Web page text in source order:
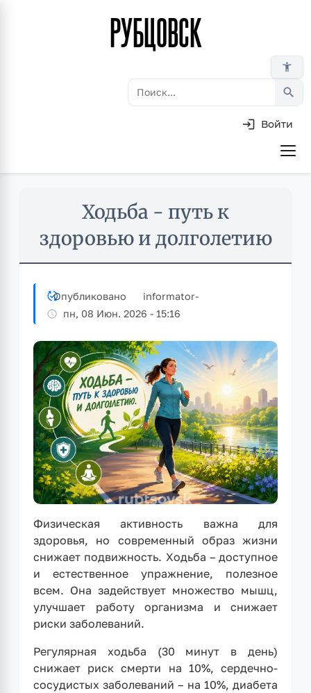
content
РУБЦОВСК
accessibility_new
search
Войти
Ходьба - путь к
здоровью и долголетию
Опубликовано informator-
пн, 08 Июн. 2026 - 15:16
Физическая активность важна для
здоровья, но современный образ жизни
снижает подвижность. Ходьба – доступное
и естественное упражнение, полезное
всем. Она задействует множество мышц,
улучшает работу организма и снижает
риски заболеваний.
Регулярная ходьба (30 минут в день)
снижает риск смерти на 10%, сердечно-
сосудистых заболеваний – на 10%, диабета